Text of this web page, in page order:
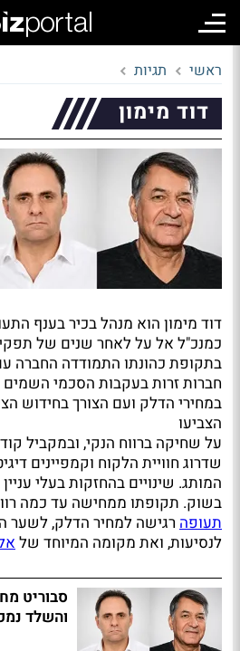
ראשי תגיות
דוד מימון
דוד מימון הוא מנהל בכיר בענף
כמנכ"ל אל על לאחר שנים של
בתקופת כהונתו התמודדה החברה
חברות זרות בעקבות הסכמי
במחירי הדלק ועם הצורך בחידוש
הצביעו
על שחיקה ברווח הנקי, ובמקביל
שדרוג חוויית הלקוח וקמפיינים
המותג. שינויים בהחזקות בעלי עניין
בשוק. תקופתו ממחישה עד כמה
תעופה רגישה למחיר הדלק, לשער
לנסיעות, ואת מקומה המיוחד של
והשלד